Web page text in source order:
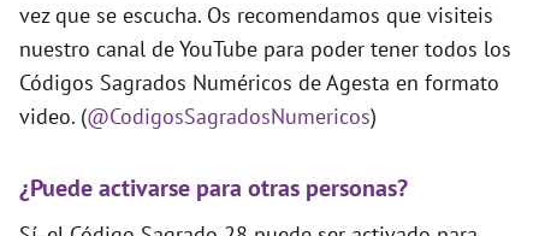
vez que se escucha. Os recomendamos que visiteis
nuestro canal de YouTube para poder tener todos los
Códigos Sagrados Numéricos de Agesta en formato
video. (@CodigosSagradosNumericos)
¿Puede activarse para otras personas?